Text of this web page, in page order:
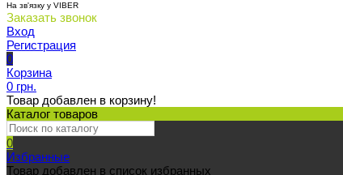
На зв'язку у VIBER
Заказать звонок
Вход
Регистрация
0
Корзина
0 грн.
Товар добавлен в корзину!
Каталог товаров
0
Избранные
Товар добавлен в список избранных